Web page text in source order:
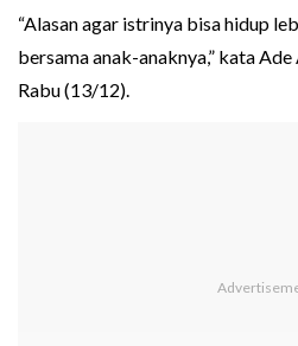
“Alasan agar istrinya bisa hidup
bersama anak-anaknya,” kata
Rabu (13/12).